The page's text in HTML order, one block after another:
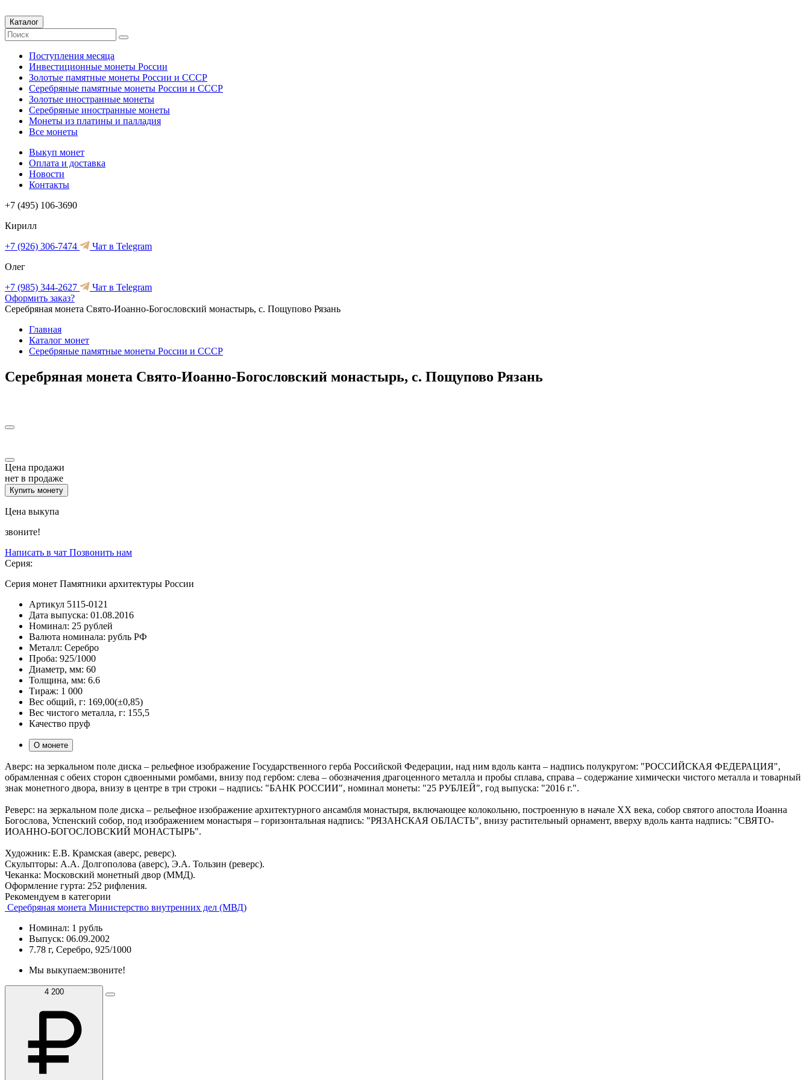
Каталог
Поступления месяца
Инвестиционные монеты России
Золотые памятные монеты России и СССР
Серебряные памятные монеты России и СССР
Золотые иностранные монеты
Серебряные иностранные монеты
Монеты из платины и палладия
Все монеты
Выкуп монет
Оплата и доставка
Новости
Контакты
+7 (495) 106-3690
Кирилл
+7 (926) 306-7474
Чат в Telegram
Олег
+7 (985) 344-2627
Чат в Telegram
Оформить заказ?
Серебряная монета Свято-Иоанно-Богословский монастырь, с. Пощупово Рязань
Главная
Каталог монет
Серебряные памятные монеты России и СССР
Серебряная монета Свято-Иоанно-Богословский монастырь, с. Пощупово Рязань
Цена продажи
нет в продаже
Купить монету
Цена выкупа
звоните!
Написать в чат Позвонить нам
Серия:
Серия монет Памятники архитектуры России
Артикул 5115-0121
Дата выпуска: 01.08.2016
Номинал: 25 рублей
Валюта номинала: рубль РФ
Металл: Серебро
Проба: 925/1000
Диаметр, мм: 60
Толщина, мм: 6.6
Тираж: 1 000
Вес общий, г: 169,00(±0,85)
Вес чистого металла, г: 155,5
Качество пруф
О монете
Аверс: на зеркальном поле диска – рельефное изображение Государственного герба Российской Федерации, над ним вдоль канта – надпись полукругом: "РОССИЙСКАЯ ФЕДЕРАЦИЯ",
обрамленная с обеих сторон сдвоенными ромбами, внизу под гербом: слева – обозначения драгоценного металла и пробы сплава, справа – содержание химически чистого металла и товарный
знак монетного двора, внизу в центре в три строки – надпись: "БАНК РОССИИ", номинал монеты: "25 РУБЛЕЙ", год выпуска: "2016 г.".
Реверс: на зеркальном поле диска – рельефное изображение архитектурного ансамбля монастыря, включающее колокольню, построенную в начале ХХ века, собор святого апостола Иоанна
Богослова, Успенский собор, под изображением монастыря – горизонтальная надпись: "РЯЗАНСКАЯ ОБЛАСТЬ", внизу растительный орнамент, вверху вдоль канта надпись: "СВЯТО-
ИОАННО-БОГОСЛОВСКИЙ МОНАСТЫРЬ".
Художник: Е.В. Крамская (аверс, реверс).
Скульпторы: А.А. Долгополова (аверс), Э.А. Тользин (реверс).
Чеканка: Московский монетный двор (ММД).
Оформление гурта: 252 рифления.
Рекомендуем в категории
Серебряная монета Министерство внутренних дел (МВД)
Номинал: 1 рубль
Выпуск: 06.09.2002
7.78 г, Серебро, 925/1000
Мы выкупаем:звоните!
4 200